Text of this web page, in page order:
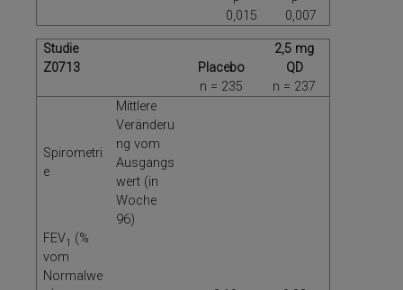
0,015
0,007
Studie
Z0713
Placebo
2,5 mg
QD
n = 235
n = 237
Spirometri
e
Mittlere
Veränderu
ng vom
Ausgangs
wert (in
Woche
96)
FEV1 (%
vom
Normalwe